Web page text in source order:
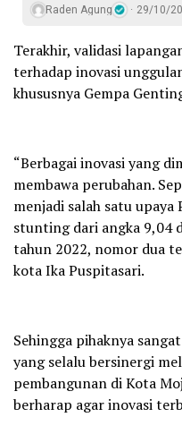
Raden Agung 29/10/
Terakhir, validasi
terhadap inovasi
khususnya Gempa
“Berbagai inovasi yang
membawa perubahan.
menjadi salah satu
stunting dari angka 9,04
tahun 2022, nomor dua
kota Ika Puspitasari.
Sehingga pihaknya
yang selalu bersinergi
pembangunan di Kota
berharap agar inovasi